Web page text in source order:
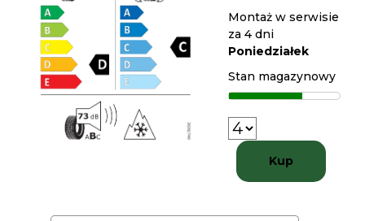
Montaż w serwisie
za 4 dni
Poniedziałek
Stan magazynowy
Kup